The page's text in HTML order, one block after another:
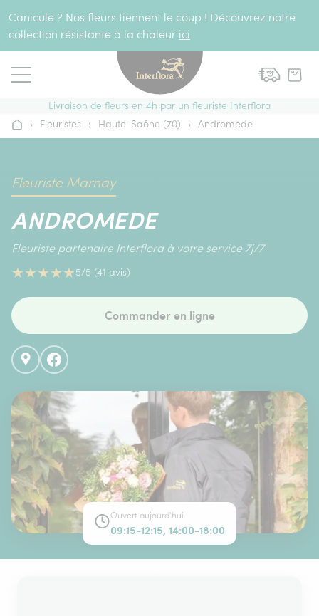
Canicule ? Nos fleurs tiennent le coup ! Découvrez notre
collection résistante à la chaleur ici
Livraison de fleurs en 4h par un fleuriste Interflora
Accueil
› Fleuristes › Haute-Saône (70) › Andromede
Fleuriste Marnay
ANDROMEDE
Fleuriste partenaire Interflora à votre service 7j/7
★★★★★5/5 (41 avis)
Commander en ligne
Ouvert aujourd'hui
09:15-12:15, 14:00-18:00